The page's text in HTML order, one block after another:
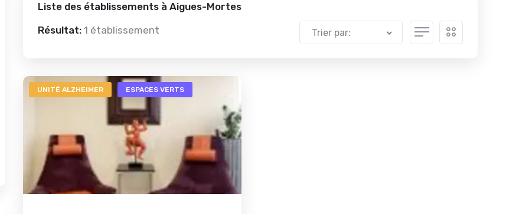
Liste des établissements à Aigues-Mortes
Résultat: 1 établissement Trier par:
UNITÉ ALZHEIMER ESPACES VERTS